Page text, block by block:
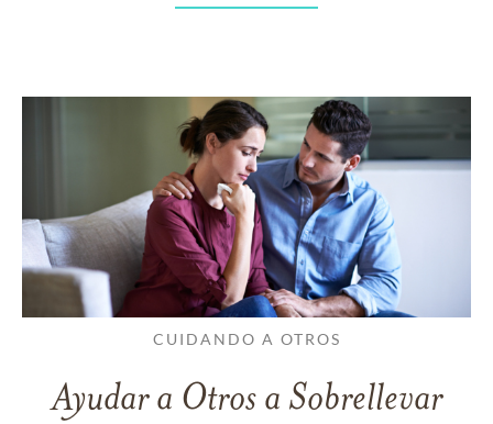
CUIDANDO A OTROS
Ayudar a Otros a Sobrellevar